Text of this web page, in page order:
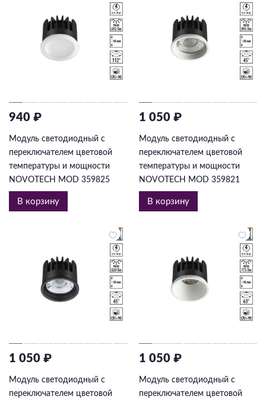
940 ₽
Модуль светодиодный с
переключателем цветовой
температуры и мощности
NOVOTECH MOD 359825
В корзину
1 050 ₽
Модуль светодиодный с
переключателем цветовой
температуры и мощности
NOVOTECH MOD 359821
В корзину
1 050 ₽
Модуль светодиодный с
переключателем цветовой
1 050 ₽
Модуль светодиодный с
переключателем цветовой